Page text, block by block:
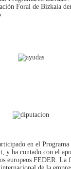
Foral de Bizkaia
en el
y ha contado con el
europeos FEDER. La